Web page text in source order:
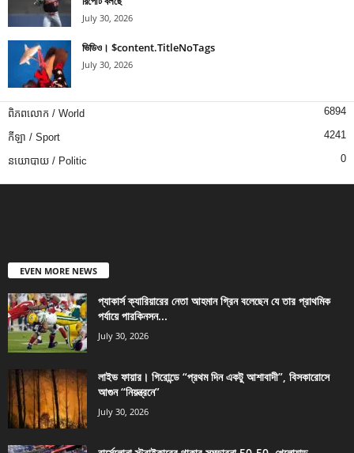
July 30, 2026
ভিডিও। $content.TitleNoTags
July 30, 2026
ពិភពលោក / World 6894
កីឡា / Sport 4241
នយោបាយ / Politic 0
EVEN MORE NEWS
প্যাকার্স ক্যারিয়ারের নেতা আহমান গ্রিন বলেছেন যে তার প্রাথমিক
পর্যায়ে পারকিনসন...
July 30, 2026
লাইভ ফায়ার। গিরোন্ডে “প্রথম দিন একটু আশাবাদী”, বিসকারোসে
আগুন “নিয়ন্ত্রনে”
July 30, 2026